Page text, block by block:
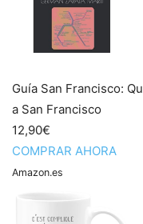
Guía San Francisco:
a San Francisco
12,90€
COMPRAR AHORA
Amazon.es